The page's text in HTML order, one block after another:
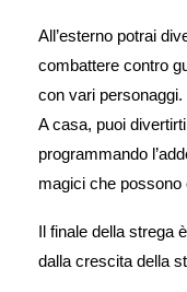
All’esterno potrai
combattere contro
con vari personaggi.
A casa, puoi
programmando
magici che
Il finale della strega
dalla crescita della